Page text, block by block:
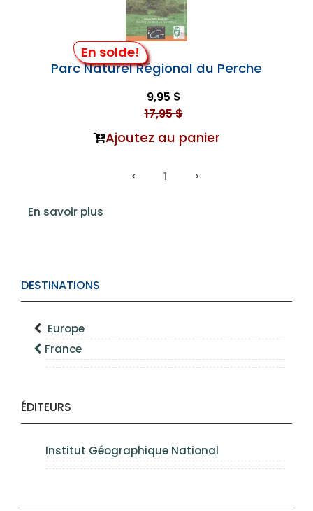
DESTINATIONS
Europe
France
ÉDITEURS
Institut Géographique National
En solde!
Parc Naturel Régional du Perche
9,95 $
17,95 $
Ajoutez au panier
1
En savoir plus